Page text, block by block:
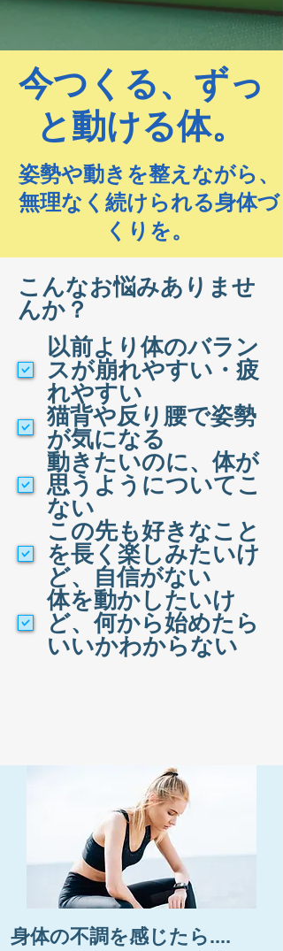
今つくる、ずっ
と動ける体。
姿勢や動きを整えながら、
無理なく続けられる身体づ
くりを。
こんなお悩みありませ
んか？
以前より体のバラン
スが崩れやすい・疲
れやすい
猫背や反り腰で姿勢
が気になる
動きたいのに、体が
思うようについてこ
ない
この先も好きなこと
を長く楽しみたいけ
ど、自信がない
体を動かしたいけ
ど、何から始めたら
いいかわからない
身体の不調を感じたら....